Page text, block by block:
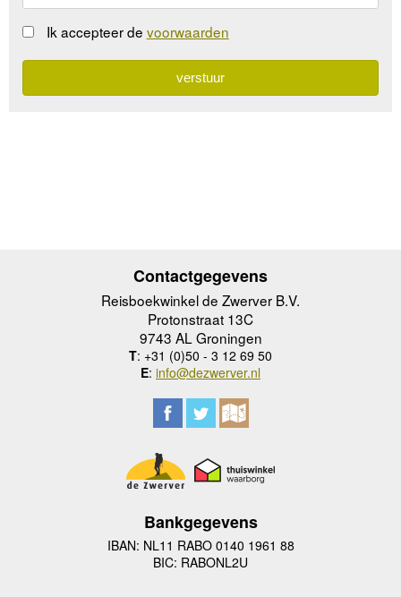
Ik accepteer de voorwaarden
Contactgegevens
Reisboekwinkel de Zwerver B.V.
Protonstraat 13C
9743 AL Groningen
T: +31 (0)50 - 3 12 69 50
E: info@dezwerver.nl
Bankgegevens
IBAN: NL11 RABO 0140 1961 88
BIC: RABONL2U